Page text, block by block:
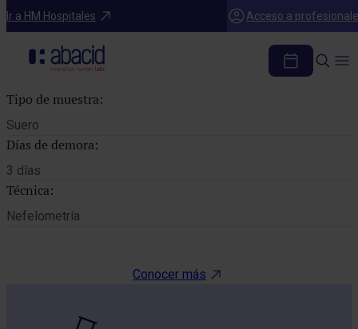
Ir a HM Hospitales Acceso a
Catálogo de pruebas
ALFA 1 ANTITRIPSINA
Tipo de muestra:
Suero
Días de demora:
3 días
Técnica:
Nefelometría
Conocer más